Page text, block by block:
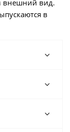
внешний вид.
в